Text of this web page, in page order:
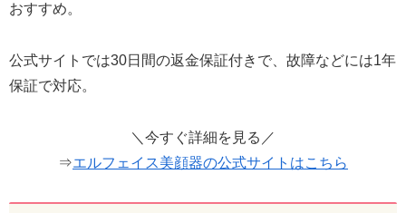
おすすめ。
公式サイトでは30日間の返金保証付きで、故障などには1年
保証で対応。
＼今すぐ詳細を見る／
⇒エルフェイス美顔器の公式サイトはこちら